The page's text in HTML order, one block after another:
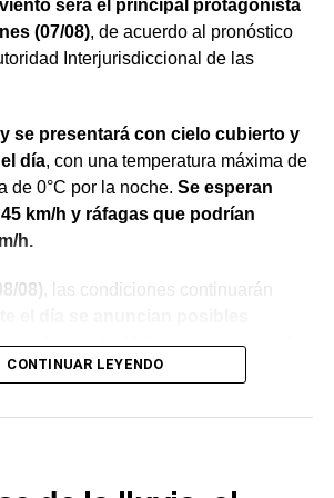
deseen realizar la preinscripción a
de la Universidad.
académicas que estarán
Interiores y Mobiliario, Licenciatura
en Alimentos, Ingeniería en
Veterinaria, Odontología,
Visuales, Licenciatura en
Licenciatura en Comercio
Universitaria en Hidrocarburos,
en Mantenimiento Industrial y
será el principal protagonista
(07/08), de acuerdo al pronóstico
Interjurisdiccional de las
se presentará con cielo cubierto y
día, con una temperatura máxima de
de 0°C por la noche. Se esperan
km/h y ráfagas que podrían
h.
08) , las condiciones continuarán
máxima de 11°C y una mínima de
los 46 km/h, con ráfagas de
CONTINUAR LEYENDO